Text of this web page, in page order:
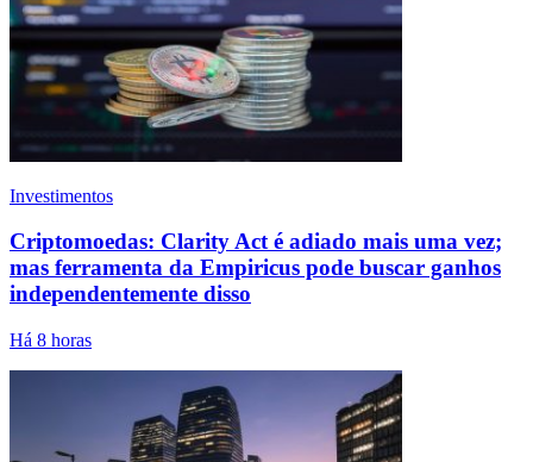
Investimentos
Criptomoedas: Clarity Act é adiado mais uma vez;
mas ferramenta da Empiricus pode buscar ganhos
independentemente disso
Há 8 horas